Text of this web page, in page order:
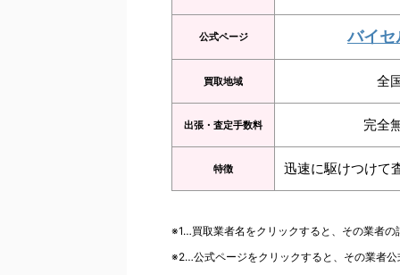
公式ページ バイセ
買取地域 全
出張・査定手数料 完全
特徴 迅速に駆けつけて
※1…買取業者名をクリックすると、その業者
※2…公式ページをクリックすると、その業者